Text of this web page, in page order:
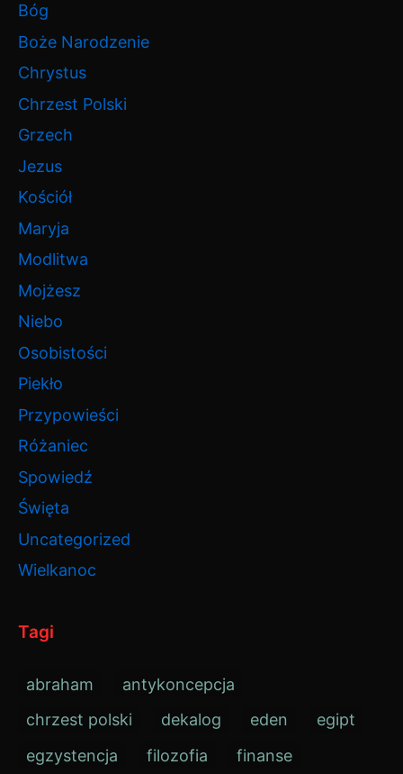
Bóg
Boże Narodzenie
Chrystus
Chrzest Polski
Grzech
Jezus
Kościół
Maryja
Modlitwa
Mojżesz
Niebo
Osobistości
Piekło
Przypowieści
Różaniec
Spowiedź
Święta
Uncategorized
Wielkanoc
Tagi
abraham
antykoncepcja
chrzest polski
dekalog eden
egipt
egzystencja
filozofia
finanse